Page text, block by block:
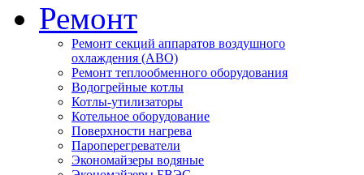
Ремонт
Ремонт секций аппаратов воздушного
охлаждения (АВО)
Ремонт теплообменного оборудования
Водогрейные котлы
Котлы-утилизаторы
Котельное оборудование
Поверхности нагрева
Пароперегреватели
Экономайзеры водяные